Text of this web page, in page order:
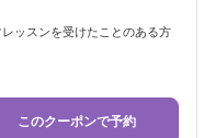
ッスンを受けたことのある方
このクーポンで予約